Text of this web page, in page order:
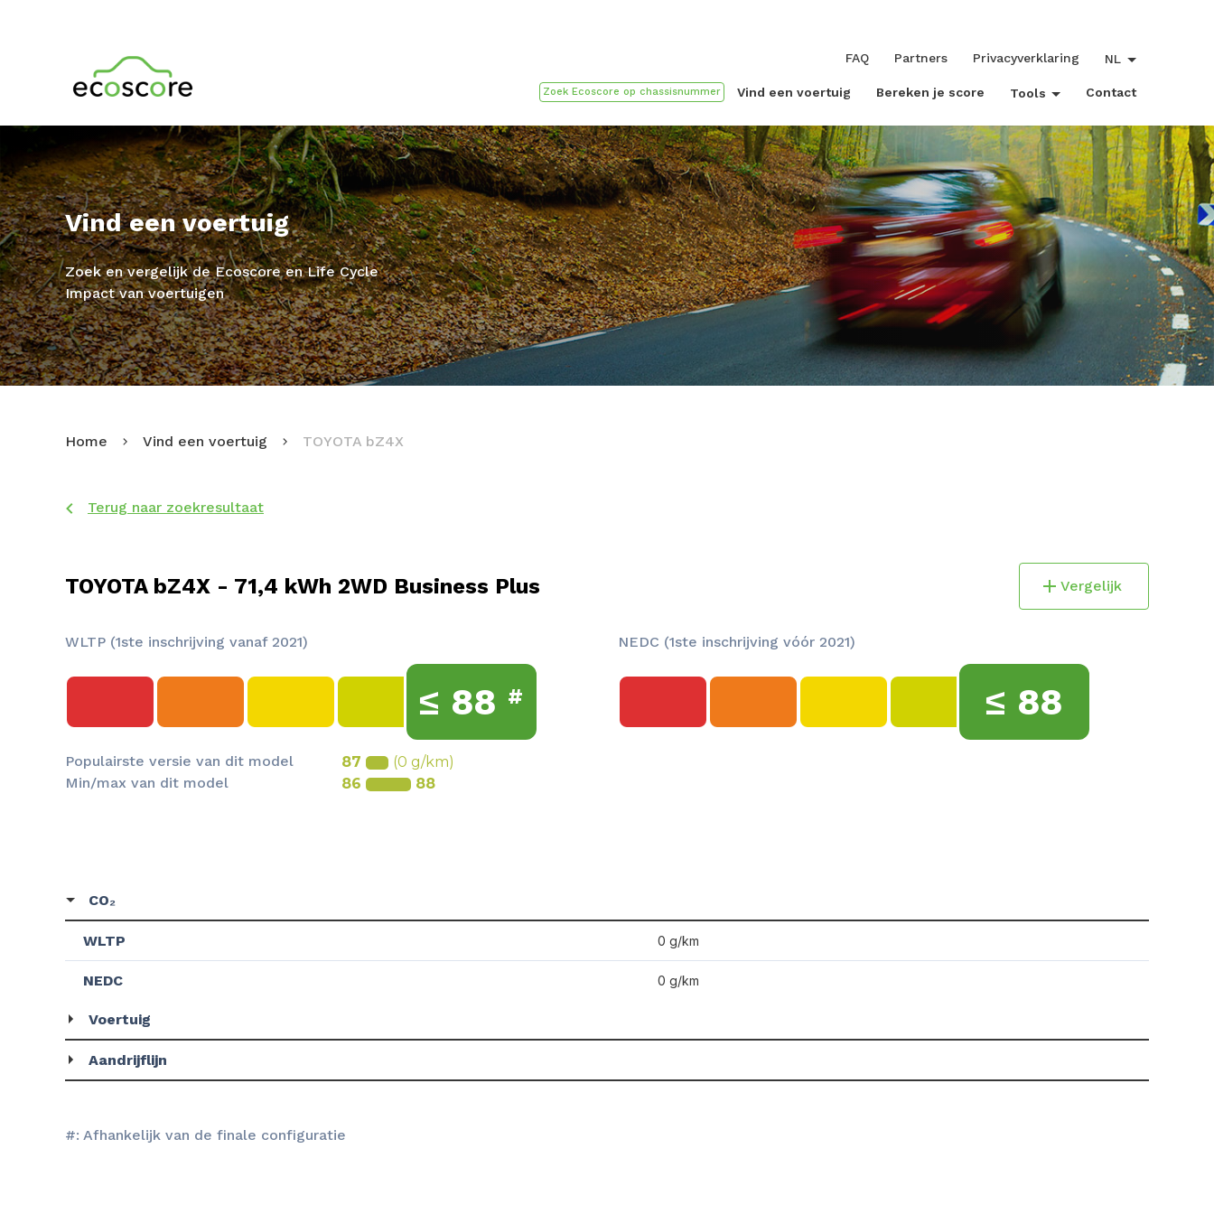
Vind een voertuig Bereken je score Tools Contact
FAQ Partners Privacyverklaring NL
Vind een voertuig
Zoek en vergelijk de Ecoscore en Life Cycle
Impact van voertuigen
Home Vind een voertuig TOYOTA bZ4X
Terug naar zoekresultaat
TOYOTA bZ4X - 71,4 kWh 2WD Business Plus Vergelijk
WLTP (1ste inschrijving vanaf 2021)
≤ 88 #
Populairste versie van dit model 87
(0 g/km)
Min/max van dit model
86 88
NEDC (1ste inschrijving vóór 2021)
≤ 88
CO₂
WLTP 0 g/km
NEDC 0 g/km
Voertuig
Aandrijflijn
#: Afhankelijk van de finale configuratie